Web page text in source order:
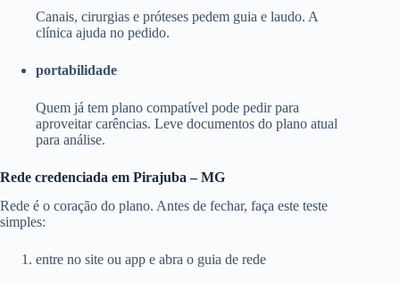
Canais, cirurgias e próteses pedem guia e laudo. A
clínica ajuda no pedido.
portabilidade
Quem já tem plano compatível pode pedir para
aproveitar carências. Leve documentos do plano atual
para análise.
Rede credenciada em Pirajuba – MG
Rede é o coração do plano. Antes de fechar, faça este teste
simples:
entre no site ou app e abra o guia de rede